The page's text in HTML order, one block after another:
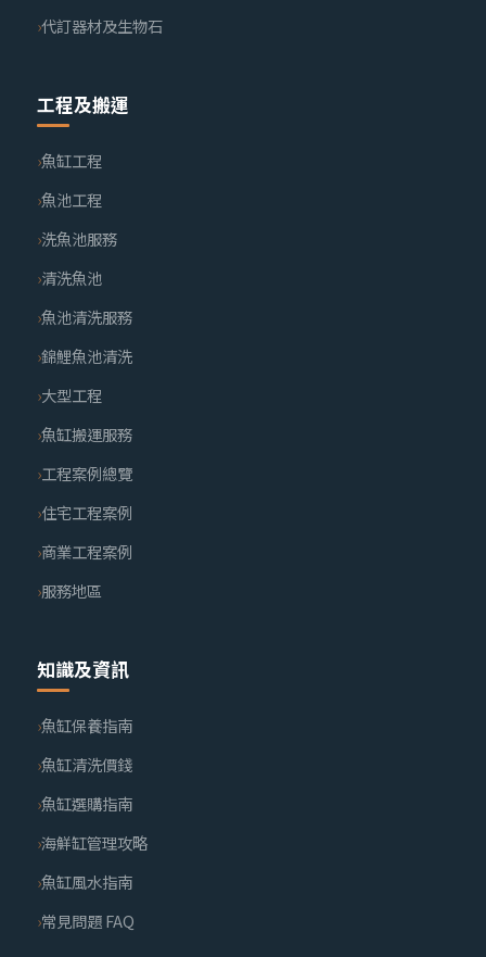
代訂器材及生物石
工程及搬運
魚缸工程
魚池工程
洗魚池服務
清洗魚池
魚池清洗服務
錦鯉魚池清洗
大型工程
魚缸搬運服務
工程案例總覽
住宅工程案例
商業工程案例
服務地區
知識及資訊
魚缸保養指南
魚缸清洗價錢
魚缸選購指南
海鮮缸管理攻略
魚缸風水指南
常見問題 FAQ